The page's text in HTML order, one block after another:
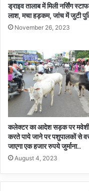
ड्राइव तालाब में मिली नर्सिंग
लाश, मचा हड़कम, जांच में जुटी
November 26, 2023
कलेक्टर का आदेश सड़क पर
करते पाये जाने पर पशुपालकों से
जाएगा एक हजार रुपये जुर्माना..
August 4, 2023